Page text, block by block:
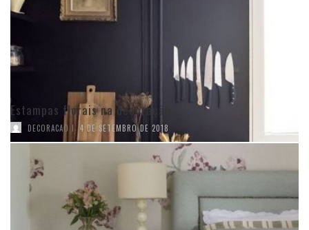
Estampas florais na decoração
DECORACAO I 4 DE SETEMBRO DE 2018